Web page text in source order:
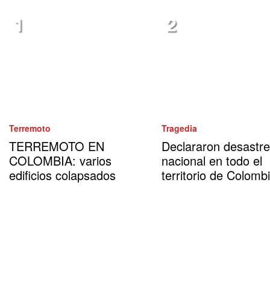
Terremoto
TERREMOTO EN
COLOMBIA: varios
edificios colapsados
Tragedia
Declararon desastre
nacional en todo el
territorio de